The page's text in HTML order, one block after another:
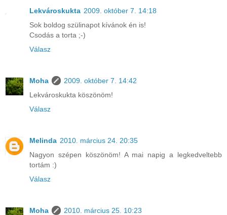
Lekvároskukta 2009. október 7. 14:18
Sok boldog szülinapot kívánok én is!
Csodás a torta ;-)
Válasz
Moha
2009. október 7. 14:42
Lekvároskukta köszönöm!
Válasz
Melinda 2010. március 24. 20:35
Nagyon szépen köszönöm! A mai napig a legkedveltebb
tortám :)
Válasz
Moha
2010. március 25. 10:23